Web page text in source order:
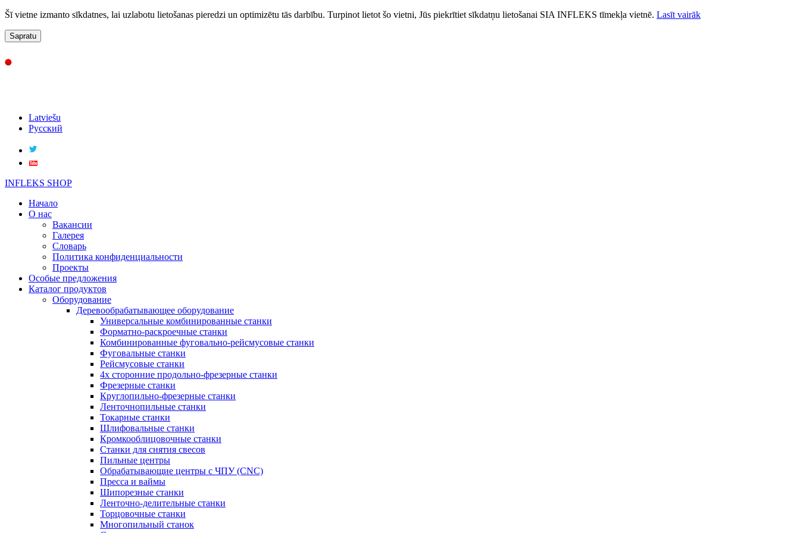
Šī vietne izmanto sīkdatnes, lai uzlabotu lietošanas pieredzi un optimizētu tās darbību. Turpinot lietot šo vietni, Jūs piekrītiet sīkdatņu lietošanai SIA INFLEKS tīmekļa vietnē. Lasīt vairāk
Sapratu
Latviešu
Русский
INFLEKS SHOP
Начало
О нас
Вакансии
Галерея
Словарь
Политика конфиденциальности
Проекты
Особые предложения
Каталог продуктов
Оборудование
Деревообрабатывающее оборудование
Универсальные комбинированные станки
Форматно-раскроечные станки
Комбинированные фуговально-рейсмусовые станки
Фуговальные станки
Рейсмусовые станки
4х сторонние продольно-фрезерные станки
Фрезерные станки
Круглопильно-фрезерные станки
Ленточнопильные станки
Токарные станки
Шлифовальные станки
Кромкооблицовочные станки
Станки для снятия свесов
Пильные центры
Обрабатывающие центры с ЧПУ (CNC)
Пресса и ваймы
Шипорезные станки
Ленточно-делительные станки
Торцовочные станки
Многопильный станок